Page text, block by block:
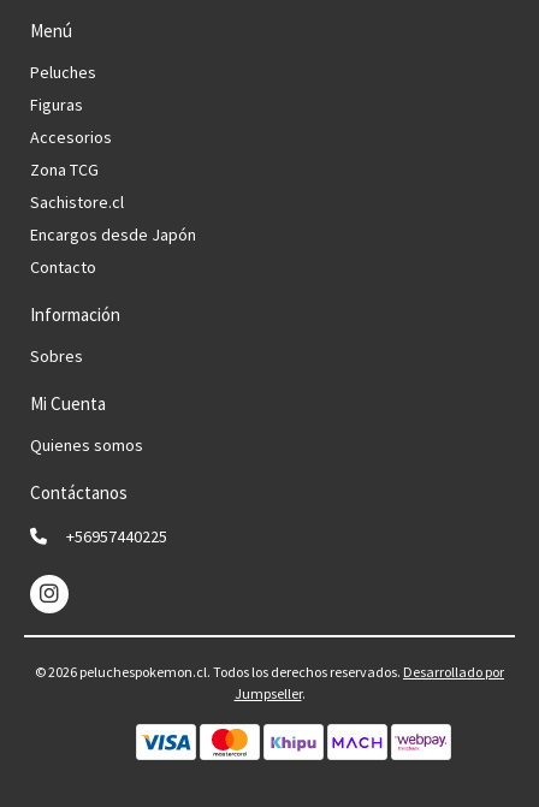
Menú
Peluches
Figuras
Accesorios
Zona TCG
Sachistore.cl
Encargos desde Japón
Contacto
Información
Sobres
Mi Cuenta
Quienes somos
Contáctanos
+56957440225
© 2026 peluchespokemon.cl. Todos los derechos reservados. Desarrollado por
Jumpseller.